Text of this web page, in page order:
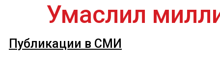
Умаслил
Публикации в СМИ